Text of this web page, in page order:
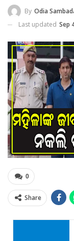
By Odia
Last updated Sep
0
Share